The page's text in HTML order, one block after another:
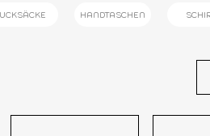
HANDTASCHEN